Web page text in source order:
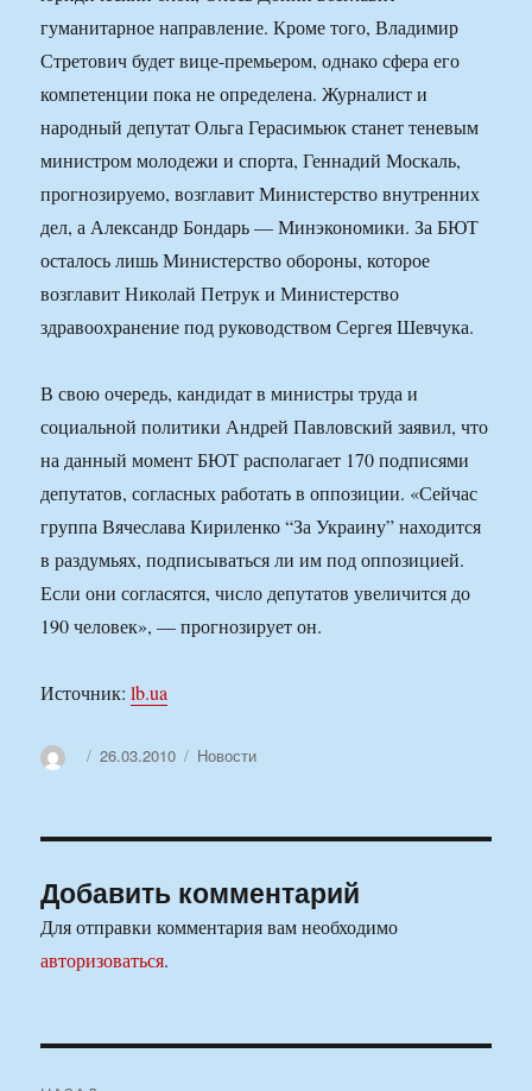
гуманитарное направление. Кроме того, Владимир
Стретович будет вице-премьером, однако сфера его
компетенции пока не определена. Журналист и
народный депутат Ольга Герасимьюк станет теневым
министром молодежи и спорта, Геннадий Москаль,
прогнозируемо, возглавит Министерство внутренних
дел, а Александр Бондарь — Минэкономики. За БЮТ
осталось лишь Министерство обороны, которое
возглавит Николай Петрук и Министерство
здравоохранение под руководством Сергея Шевчука.
В свою очередь, кандидат в министры труда и
социальной политики Андрей Павловский заявил, что
на данный момент БЮТ располагает 170 подписями
депутатов, согласных работать в оппозиции. «Сейчас
группа Вячеслава Кириленко “За Украину” находится
в раздумьях, подписываться ли им под оппозицией.
Если они согласятся, число депутатов увеличится до
190 человек», — прогнозирует он.
Источник:lb.ua
АвторОпубликовано
26.03.2010 Рубрики
Новости
Добавить комментарий
Для отправки комментария вам необходимо
авторизоваться.